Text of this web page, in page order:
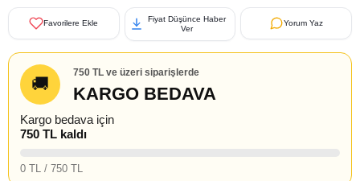
Favorilere Ekle
Fiyat Düşünce Haber
Ver
Yorum Yaz
🚚
750 TL ve üzeri siparişlerde
KARGO BEDAVA
Kargo bedava için
750 TL kaldı
0 TL / 750 TL